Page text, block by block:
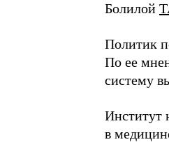
Болилой
Политик
По ее
систему
Институт
в